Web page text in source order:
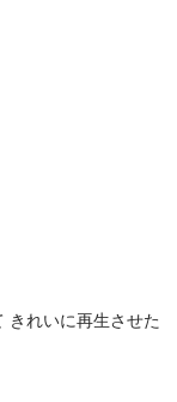
きれいに再生させた